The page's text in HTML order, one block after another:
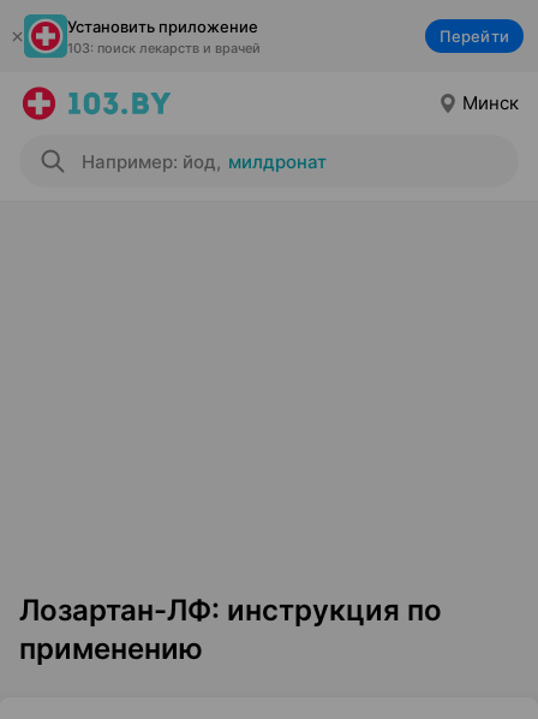
Установить приложение
103: поиск лекарств и врачей
Перейти
Минск
Например: йод, милдронат
Лозартан-ЛФ: инструкция по
применению